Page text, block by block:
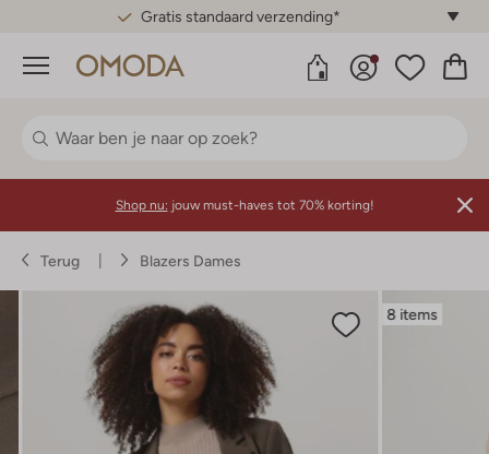
Gratis standaard verzending*
Menu
Shop nu: jouw must-haves tot 70% korting!
Terug Blazers Dames
8 items